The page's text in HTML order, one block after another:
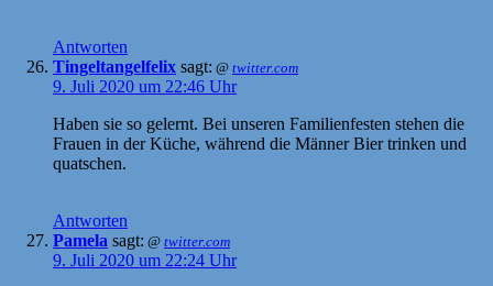
Antworten
Tingeltangelfelix sagt: @ twitter.com
9. Juli 2020 um 22:46 Uhr
Haben sie so gelernt. Bei unseren Familienfesten stehen die
Frauen in der Küche, während die Männer Bier trinken und
quatschen.
Antworten
Pamela sagt: @ twitter.com
9. Juli 2020 um 22:24 Uhr